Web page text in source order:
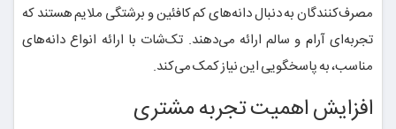
مصرف‌کنندگان به دنبال دانه‌های کم کافئین و برشتگی ملایم هستند که
تجربه‌ای آرام و سالم ارائه می‌دهند. تک‌شات با ارائه انواع دانه‌های
مناسب، به پاسخگویی این نیاز کمک می‌کند.
افزایش اهمیت تجربه مشتری